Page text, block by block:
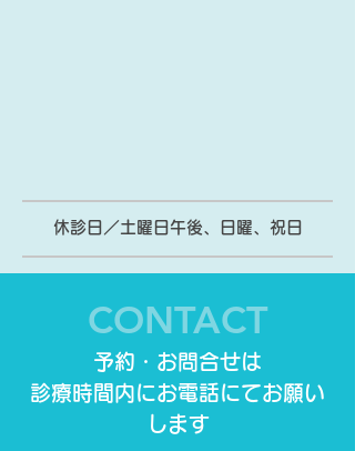
休診日／土曜日午後、日曜、祝日
CONTACT
予約・お問合せは
​診療時間内にお電話にてお願い
します